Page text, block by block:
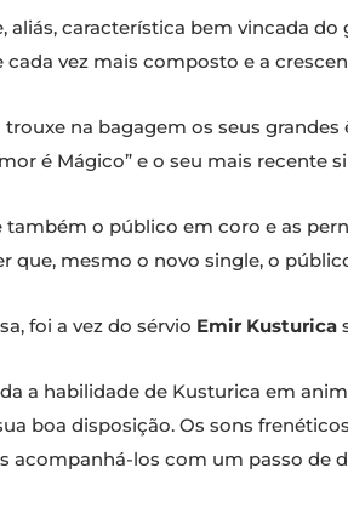
aliás, característica bem vincada
vez mais composto e a
na bagagem os seus grandes
é Mágico” e o seu mais recente
o público em coro e as
que, mesmo o novo single, o
foi a vez do sérvio Emir Kusturica
a habilidade de Kusturica em
boa disposição. Os sons
acompanhá-los com um passo de